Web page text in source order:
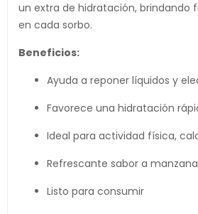
un extra de hidratación, brindando
en cada sorbo.
Beneficios:
Ayuda a reponer líquidos y
Favorece una hidratación
Ideal para actividad física,
Refrescante sabor a manzana
Listo para consumir